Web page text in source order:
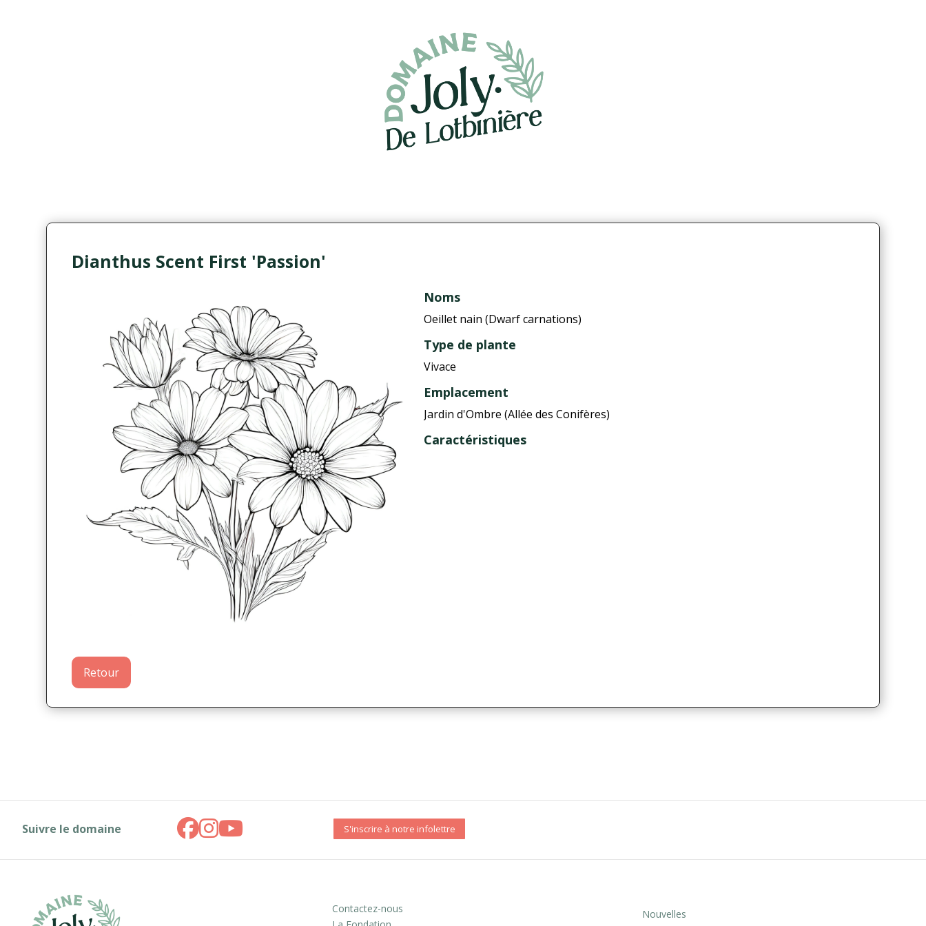
Dianthus Scent First 'Passion'
Noms
Oeillet nain (Dwarf carnations)
Type de plante
Vivace
Emplacement
Jardin d'Ombre (Allée des Conifères)
Caractéristiques
Retour
Suivre le domaine S'inscrire à notre infolettre
Contactez-nous
Nouvelles